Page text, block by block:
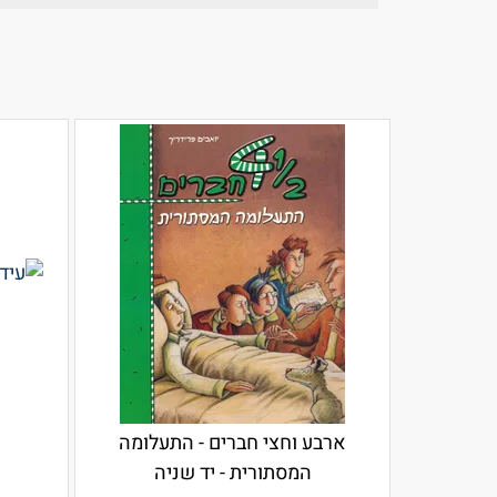
ארבע וחצי חברים - התעלומה
המסתורית - יד שניה